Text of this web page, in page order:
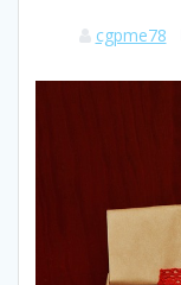
cgpme78